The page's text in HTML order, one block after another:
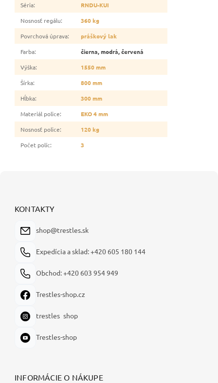
Séria:
RNDU-KUI
Nosnosť regálu:
360 kg
Povrchová úprava:
práškový lak
Farba:
čierna, modrá, červená
Výška:
1550 mm
Šírka:
800 mm
Hĺbka:
300 mm
Materiál police:
EKO 4 mm
Nosnosť police:
120 kg
Počet políc: 3
KONTAKTY
shop@trestles.sk
Expedícia a sklad: +420 605 180 144
Obchod: +420 603 954 949
Trestles-shop.cz
trestles_shop
Trestles-shop
INFORMÁCIE O NÁKUPE